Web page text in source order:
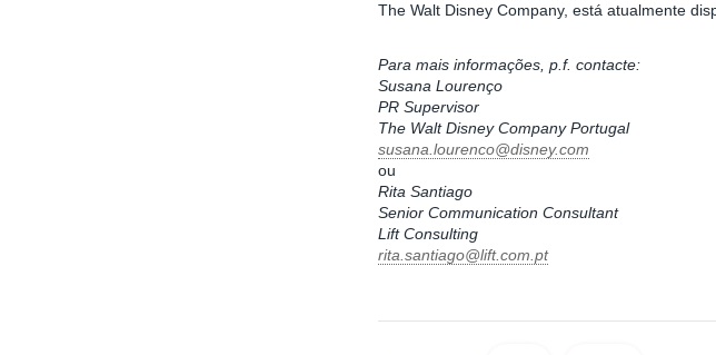
The Walt Disney Company, está atualmente
Para mais informações, p.f. contacte:
Susana Lourenço
PR Supervisor
The Walt Disney Company Portugal
susana.lourenco@disney.com
ou
Rita Santiago
Senior Communication Consultant
Lift Consulting
rita.santiago@lift.com.pt